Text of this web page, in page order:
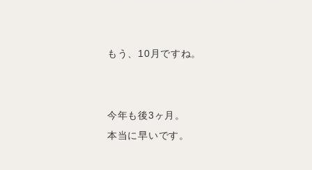
もう、10月ですね。
今年も後3ヶ月。
本当に早いです。